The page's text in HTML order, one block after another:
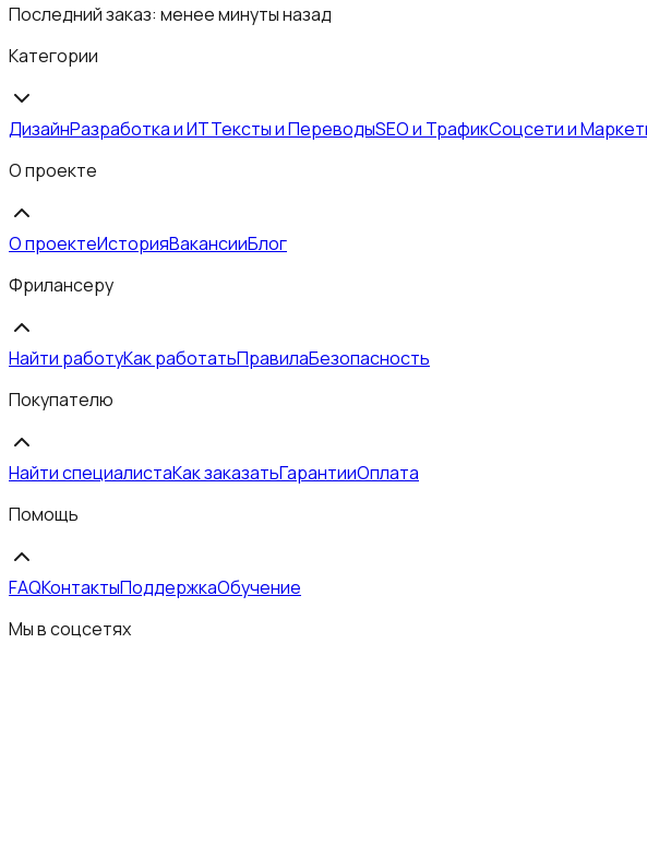
Последний заказ: менее минуты назад
Категории
ДизайнРазработка и ИТТексты и ПереводыSEO и ТрафикСоцсети и
О проекте
О проектеИсторияВакансииБлог
Фрилансеру
Найти работуКак работатьПравилаБезопасность
Покупателю
Найти специалистаКак заказатьГарантииОплата
Помощь
FAQКонтактыПоддержкаОбучение
Мы в соцсетях